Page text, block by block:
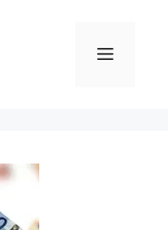
Menu